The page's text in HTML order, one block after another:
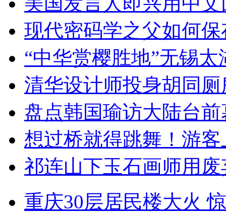
现代密码学之父如何
“中华赏樱胜地”无锡
清华设计师投身胡同
盘点韩国瑜访大陆台
想过桥就得跳舞！游客
祁连山下玉石画师用
重庆30层居民楼大火